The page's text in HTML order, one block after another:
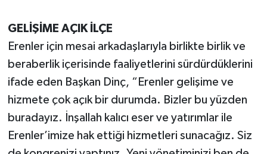
GELİŞİME AÇIK İLÇE
Erenler için mesai arkadaşlarıyla birlikte birlik ve
beraberlik içerisinde faaliyetlerini sürdürdüklerini
ifade eden Başkan Dinç, “Erenler gelişime ve
hizmete çok açık bir durumda. Bizler bu yüzden
buradayız. İnşallah kalıcı eser ve yatırımlar ile
Erenler’imize hak ettiği hizmetleri sunacağız. Siz